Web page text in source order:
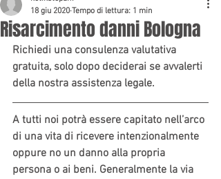
Risarcimento danni Bologna
18 giu 2020 Tempo di lettura: 1 min
Richiedi una consulenza valutativa
gratuita, solo dopo deciderai se avvalerti
della nostra assistenza legale.
A tutti noi potrà essere capitato nell’arco
di una vita di ricevere intenzionalmente
oppure no un danno alla propria
persona o ai beni. Generalmente la via